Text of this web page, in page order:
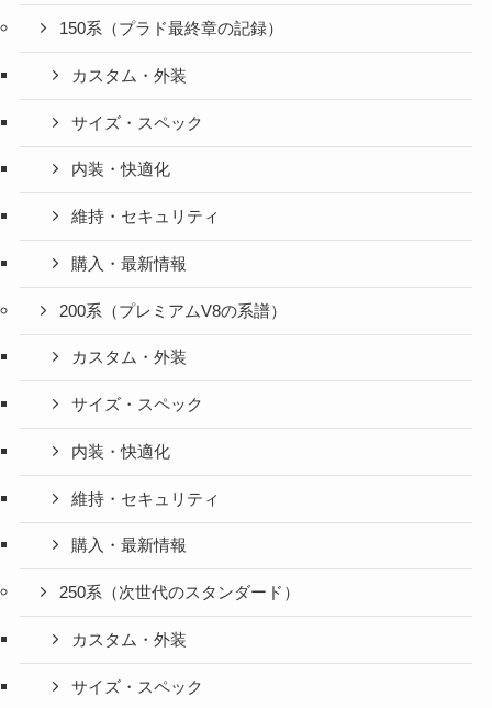
150系（プラド最終章の記録）
カスタム・外装
サイズ・スペック
内装・快適化
維持・セキュリティ
購入・最新情報
200系（プレミアムV8の系譜）
カスタム・外装
サイズ・スペック
内装・快適化
維持・セキュリティ
購入・最新情報
250系（次世代のスタンダード）
カスタム・外装
サイズ・スペック